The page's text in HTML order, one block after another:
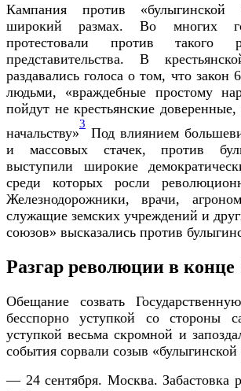
Кампания против «булыгинской
широкий размах. Во многих
протестовали против такого
представительства. В
раздавались голоса о том, что закон
людьми, «враждебные простому
пойдут не крестьянские
начальству»
3
Под влиянием
и массовых стачек, против
выступили широкие
среди которых росли
Железнодорожники, врачи,
служащие земских учреждений и
союзов» высказались против
Разгар революции в конце
Обещание созвать
бесспорно уступкой со стороны
уступкой весьма скромной и
события сорвали созыв
— 24 сентября. Москва. Забастовка